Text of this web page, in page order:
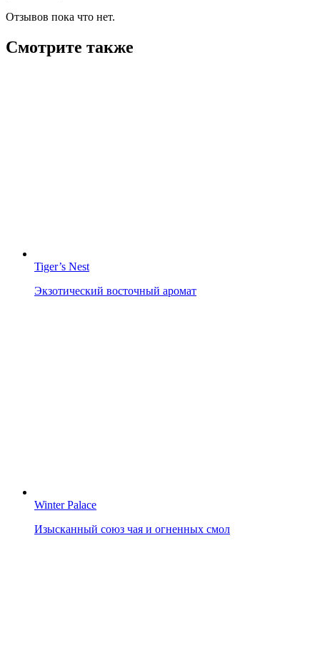
Отзывов пока что нет.
Смотрите также
Tiger’s Nest
Экзотический восточный аромат
Winter Palace
Изысканный союз чая и огненных смол